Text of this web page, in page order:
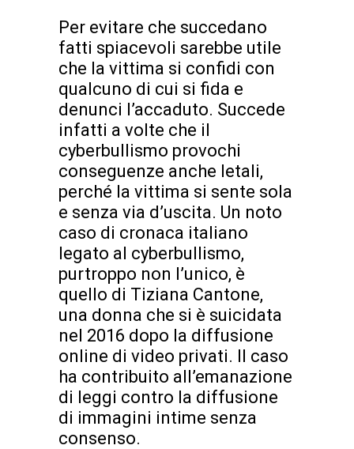
Per evitare che succedano
fatti spiacevoli sarebbe utile
che la vittima si confidi con
qualcuno di cui si fida e
denunci l’accaduto. Succede
infatti a volte che il
cyberbullismo provochi
conseguenze anche letali,
perché la vittima si sente sola
e senza via d’uscita. Un noto
caso di cronaca italiano
legato al cyberbullismo,
purtroppo non l’unico, è
quello di Tiziana Cantone,
una donna che si è suicidata
nel 2016 dopo la diffusione
online di video privati. Il caso
ha contribuito all’emanazione
di leggi contro la diffusione
di immagini intime senza
consenso.